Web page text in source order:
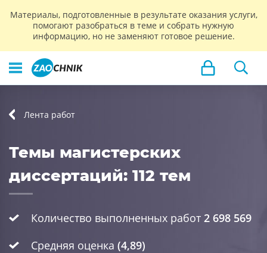
Материалы, подготовленные в результате оказания услуги,
помогают разобраться в теме и собрать нужную
информацию, но не заменяют готовое решение.
Лента работ
Темы магистерских
диссертаций: 112 тем
Количество выполненных работ 2 698 569
Средняя оценка (4,89)